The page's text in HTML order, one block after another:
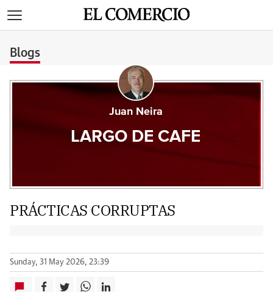
Blogs
Juan Neira
LARGO DE CAFE
PRÁCTICAS CORRUPTAS
Sunday, 31 May 2026, 23:39